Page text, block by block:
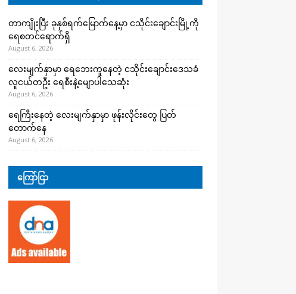
တာကျိုးပြီး ခုနှစ်ရက်မြောက်နေ့မှာ ငသိုင်းချောင်းမြို့ကို
ရေစတင်ရောက်ရှိ
August 6, 2026
လေးမျက်နှာမှာ ရေဘေးကူနေတဲ့ ငသိုင်းချောင်းဒေသခံ
လူငယ်တဦး ရေစီးနဲ့မျောပါသေဆုံး
August 6, 2026
ရေကြီးနေတဲ့ လေးမျက်နှာမှာ ဖုန်းလိုင်းတွေ ပြတ်
တောက်နေ
August 6, 2026
ကြော်ငြာ